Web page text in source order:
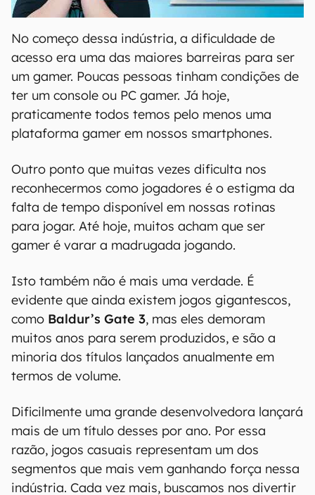
00:00 04:52
No começo dessa indústria, a dificuldade de
acesso era uma das maiores barreiras para ser
um gamer. Poucas pessoas tinham condições de
ter um console ou PC gamer. Já hoje,
praticamente todos temos pelo menos uma
plataforma gamer em nossos smartphones.
Outro ponto que muitas vezes dificulta nos
reconhecermos como jogadores é o estigma da
falta de tempo disponível em nossas rotinas
para jogar. Até hoje, muitos acham que ser
gamer é varar a madrugada jogando.
Isto também não é mais uma verdade. É
evidente que ainda existem jogos gigantescos,
como Baldur’s Gate 3, mas eles demoram
muitos anos para serem produzidos, e são a
minoria dos títulos lançados anualmente em
termos de volume.
Dificilmente uma grande desenvolvedora lançará
mais de um título desses por ano. Por essa
razão, jogos casuais representam um dos
segmentos que mais vem ganhando força nessa
indústria. Cada vez mais, buscamos nos divertir